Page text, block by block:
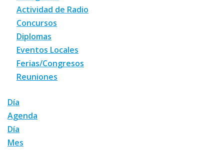
Actividad de Radio
Concursos
Diplomas
Eventos Locales
Ferias/Congresos
Reuniones
Día
Agenda
Día
Mes